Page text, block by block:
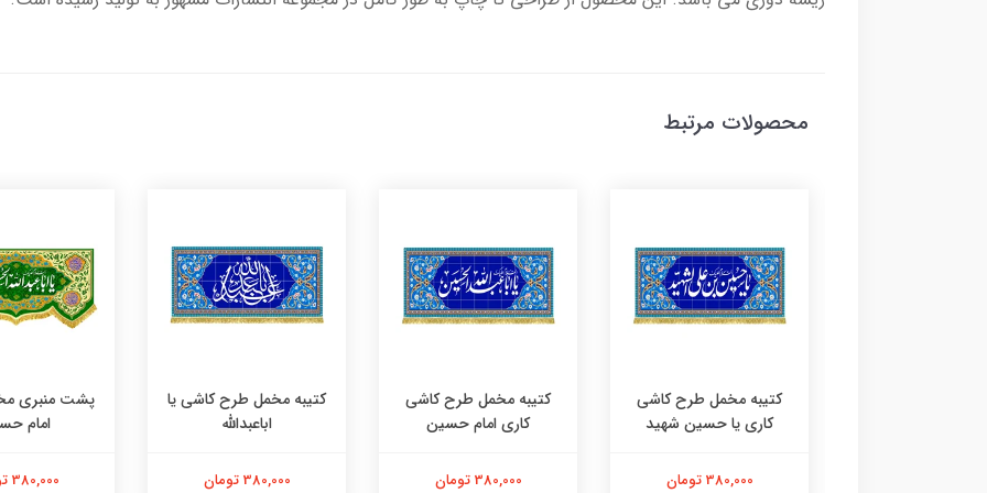
محصولات مرتبط
کتیبه مخمل طرح کاشی
کاری یا حسین شهید
380,000 تومان
کتیبه مخمل طرح کاشی
کاری امام حسین
380,000 تومان
کتیبه مخمل طرح کاشی یا
اباعبدالله
380,000 تومان
پشت منبری
امام
380,000 تومان